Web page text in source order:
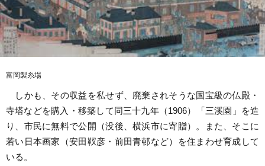
富岡製糸場
しかも、その収益を私せず、廃棄されそうな国宝級の仏殿・
寺塔などを購入・移築して同三十九年（1906）「三溪園」を造
り、市民に無料で公開（没後、横浜市に寄贈）。また、そこに
若い日本画家（安田靫彦・前田青邨など）を住まわせ育成して
いる。